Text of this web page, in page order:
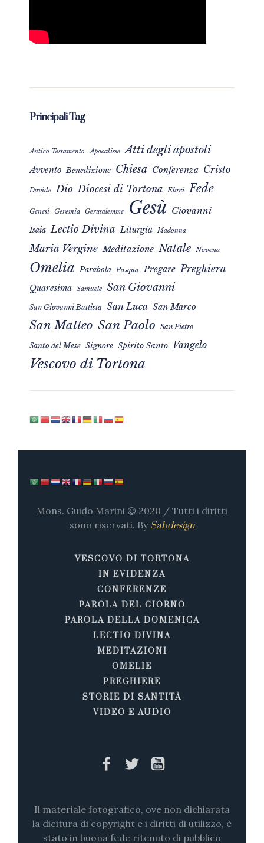
Principali Tag
Antico Testamento Apocalisse Atti degli apostoli
Avvento Benedizione Chiesa Conferenza Cristo
Davide Dio Diocesi di Tortona Ebrei Fede
Genesi Geremia Gerusalemme Gesù Giovanni
Isaia Lectio Divina Liturgia Madonna
Maria Vergine Meditazione Natale Novena
Omelia Parabola Pasqua Pregare Preghiera
Quaresima Samuele San Giovanni
San Giovanni Battista San Luca San Marco
San Matteo San Paolo San Pietro
Santo del Mese Signore Spirito Santo Vangelo
Vescovo di Tortona
Mons. Guido Marini © 2020 / Tutti i diritti
sono riservati. By Sabdesign
VESCOVO DI TORTONA
IN EVIDENZA
CONFERENZE
PAROLA DEL GIORNO
PAROLA DELLA DOMENICA
LECTIO DIVINA
MEDITAZIONI
OMELIE
PREGHIERE
STORIE DI SANTITÀ
VIDEO E AUDIO
Il materiale fotografico, ove non dichiarata
la dicitura di copyright e i diritti di utilizzo, è
stato in buona fede ritenuto di pubblico